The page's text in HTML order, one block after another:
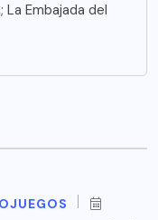
La Embajada del